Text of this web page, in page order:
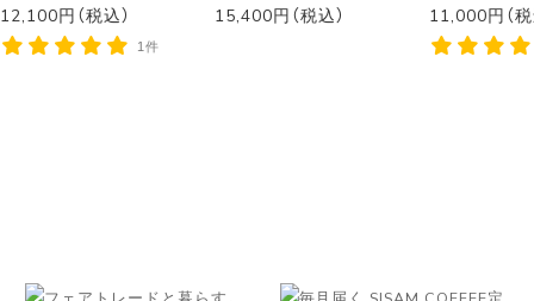
12,100円（税込）
1件
15,400円（税込）
11,000円（税